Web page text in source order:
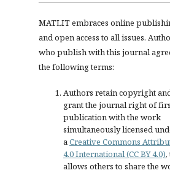
MATLIT embraces online
and open access to all issues.
who publish with this journal
the following terms:
Authors retain copyright
grant the journal right of
publication with the work
simultaneously licensed
aCreative Commons
4.0 International (CC BY 4.0),
allows others to share the